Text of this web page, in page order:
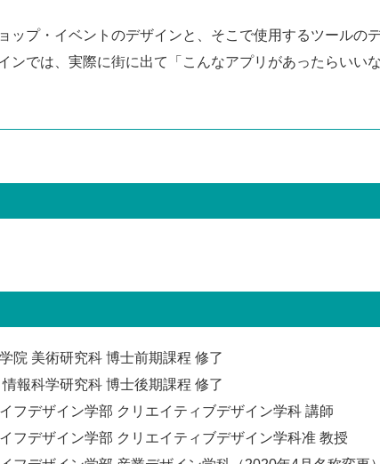
ップ・イベントのデザインと、そこで使用するツールの
ンでは、実際に街に出て「こんなアプリがあったらいい
院 美術研究科 博士前期課程 修了
報科学研究科 博士後期課程 修了
フデザイン学部 クリエイティブデザイン学科 講師
フデザイン学部 クリエイティブデザイン学科准 教授